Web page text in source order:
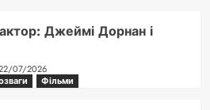
актор: Джеймі Дорнан і
07/2026
Фільми